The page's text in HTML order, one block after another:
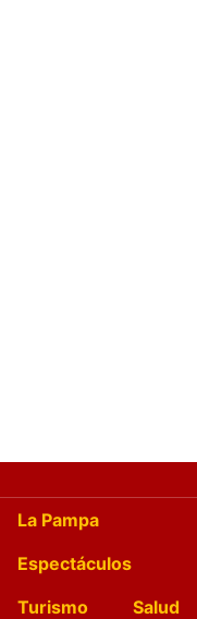
La Pampa
Espectáculos
Turismo
Salud